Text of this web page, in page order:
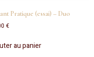
Pratique (essai) – Duo
€
au panier